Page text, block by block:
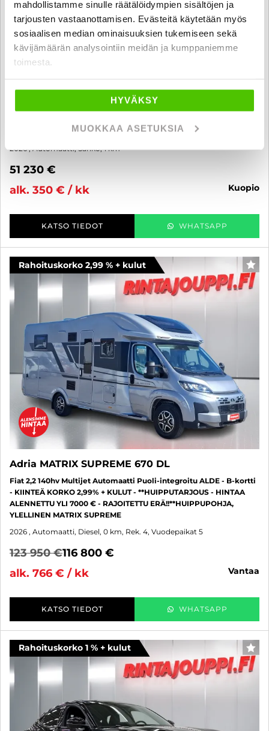
mahdollistamme sinulle räätälöidympien sisältöjen ja
tarjousten vastaanottamisen. Evästeitä käytetään myös
sosiaalisen median ominaisuuksien tukemiseen sekä
kävijämäärän analysointiin meidän ja kumppaniemme
toimesta.
HYVÄKSY
MUOKKAA ASETUKSIA
1% KORKO + KULUT - Kysy saatavuudesta!
2026 , Automaatti, Sähkö, 1 km
51 230 €
alk. 350 € / kk
kuopio
KATSO TIEDOT WHATSAPP
Rahoituskorko 2,99 % + kulut
Adria MATRIX SUPREME 670 DL
Fiat 2,2 140hv Multijet Automaatti Puoli-integroitu ALDE - B-kortti
- KIINTEÄ KORKO 2,99% + KULUT - **HUIPPUTARJOUS - HINTAA
ALENNETTU YLI 7000 € - RAJOITETTU ERÄ!!**HUIPPUPOHJA,
YLELLINEN MATRIX SUPREME
2026 , Automaatti, Diesel, 0 km, Rek. 4, Vuodepaikat 5
123 950 €116 800 €
alk. 766 € / kk
vantaa
KATSO TIEDOT WHATSAPP
Rahoituskorko 1 % + kulut